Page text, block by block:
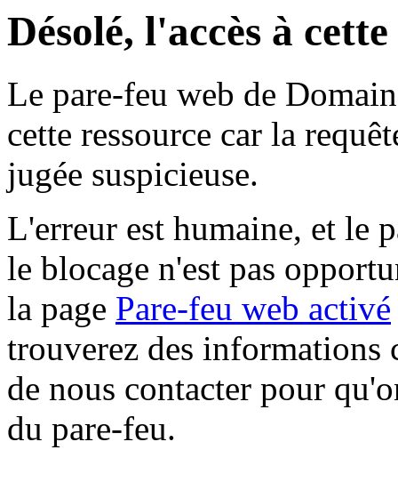
Désolé, l'accès à
Le pare-feu web de
cette ressource car la
jugée suspicieuse.
L'erreur est humaine, et le
le blocage n'est pas
la page Pare-feu web activé
trouverez des informations
de nous contacter pour
du pare-feu.